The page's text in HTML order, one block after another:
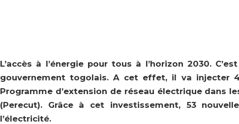
L’accès à l’énergie pour tous à l’horizon 2030.
gouvernement togolais. A cet effet, il va injecter
Programme d’extension de réseau électrique dans
(Perecut). Grâce à cet investissement, 53
l’électricité.